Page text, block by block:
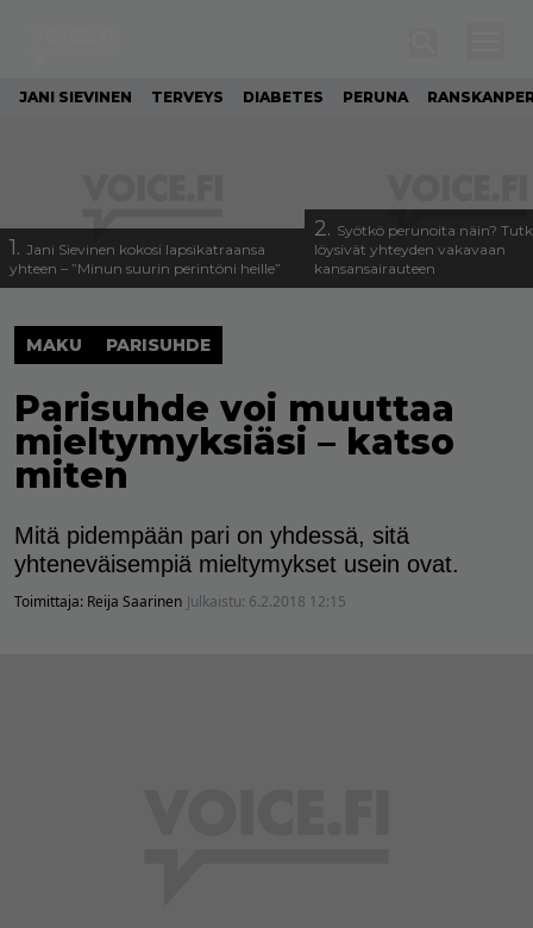
JANI SIEVINEN TERVEYS DIABETES PERUNA
1. Jani Sievinen kokosi lapsikatraansa
yhteen – ”Minun suurin perintöni heille”
2. Syötkö perunoita näin?
löysivät yhteyden vakavaan
kansansairauteen
MAKU PARISUHDE
Parisuhde voi muuttaa
mieltymyksiäsi – katso
miten
Mitä pidempään pari on yhdessä, sitä
yhteneväisempiä mieltymykset usein ovat.
Toimittaja: Reija Saarinen Julkaistu: 6.2.2018 12:15